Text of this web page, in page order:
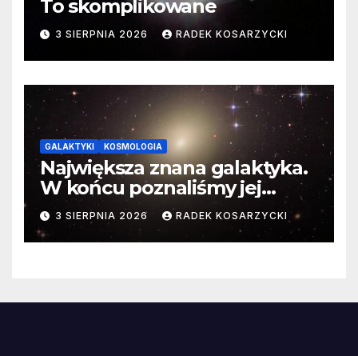
To skomplikowane
3 SIERPNIA 2026 RADEK KOSARZYCKI
GALAKTYKI KOSMOLOGIA
Największa znana galaktyka.
W końcu poznaliśmy jej
faktyczne wymiary
3 SIERPNIA 2026 RADEK KOSARZYCKI